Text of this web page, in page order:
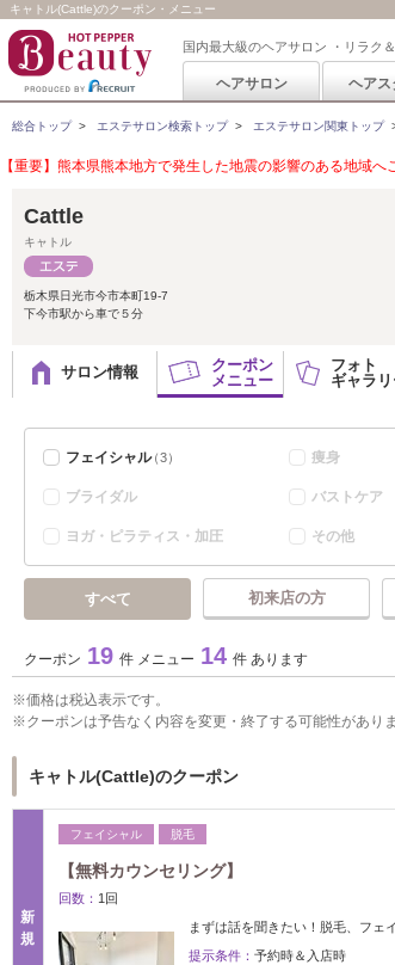
キャトル(Cattle)のクーポン・メニュー
国内最大級のヘアサロン ・リラク
ヘアサロン ヘアス
総合トップ> エステサロン検索トップ> エステサロン関東トップ
【重要】熊本県熊本地方で発生した地震の影響のある地域
Cattle
キャトル
栃木県日光市今市本町19-7
下今市駅から車で５分
サロン情報
クーポン
メニュー
フォト
ギャラ
フェイシャル（3） 痩身
ブライダル バストケア
ヨガ・ピラティス・加圧 その他
すべて 初来店の方
クーポン 19 件 メニュー 14 件 あります
価格は税込表示です。
クーポンは予告なく内容を変更・終了する可能性がありま
キャトル(Cattle)のクーポン
新
規
フェイシャル 脱毛
【無料カウンセリング】
回数： 1回
まずは話を聞きたい！脱毛、フェ
提示条件： 予約時＆入店時